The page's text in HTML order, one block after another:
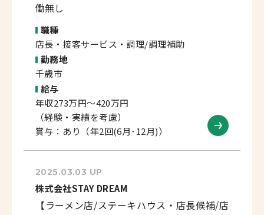
働無し
職種
店長・接客サービス・調理/調理補助
勤務地
千歳市
給与
年収273万円～420万円
（経験・実績を考慮）
賞与：あり（年2回(6月･12月)）
2025.03.03 UP
株式会社STAY DREAM
【ラーメン店/ステーキハウス・店長候補/店